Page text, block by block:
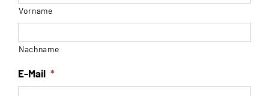
Vorname
Nachname
E-Mail *